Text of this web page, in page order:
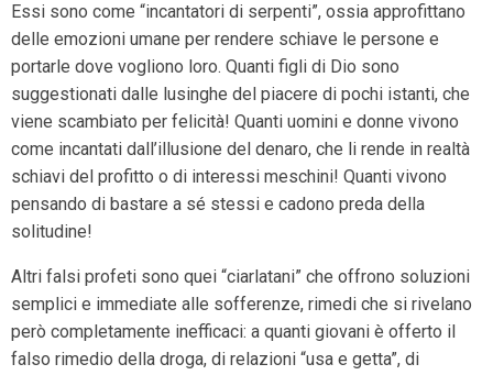
Essi sono come “incantatori di serpenti”, ossia approfittano
delle emozioni umane per rendere schiave le persone e
portarle dove vogliono loro. Quanti figli di Dio sono
suggestionati dalle lusinghe del piacere di pochi istanti, che
viene scambiato per felicità! Quanti uomini e donne vivono
come incantati dall’illusione del denaro, che li rende in realtà
schiavi del profitto o di interessi meschini! Quanti vivono
pensando di bastare a sé stessi e cadono preda della
solitudine!
Altri falsi profeti sono quei “ciarlatani” che offrono soluzioni
semplici e immediate alle sofferenze, rimedi che si rivelano
però completamente inefficaci: a quanti giovani è offerto il
falso rimedio della droga, di relazioni “usa e getta”, di